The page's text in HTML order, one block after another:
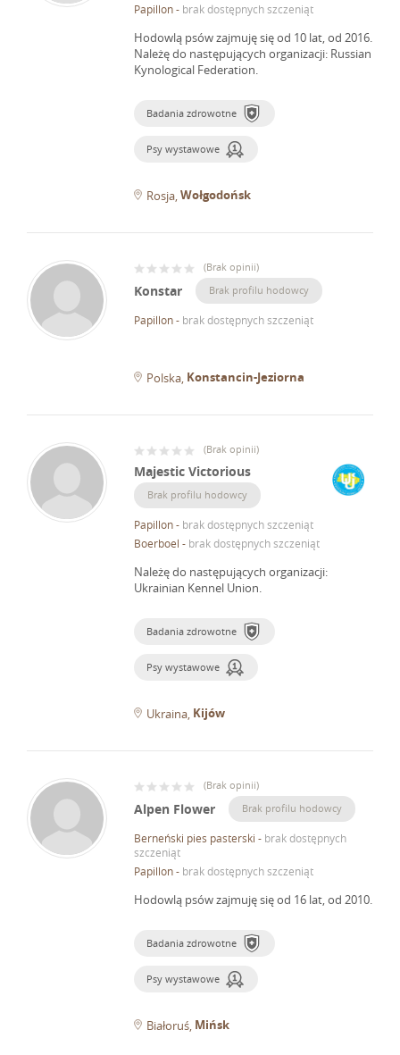
Papillon- brak dostępnych szczeniąt
Hodowlą psów zajmuję się od 10 lat, od 2016.
Należę do następujących organizacji: Russian
Kynological Federation.
Badania zdrowotne
Psy wystawowe
Rosja Wołgodońsk
(Brak opinii)
Konstar Brak profilu hodowcy
Papillon- brak dostępnych szczeniąt
Polska Konstancin-Jeziorna
(Brak opinii)
Majestic Victorious
Brak profilu hodowcy
Papillon- brak dostępnych szczeniąt
Boerboel - brak dostępnych szczeniąt
Należę do następujących organizacji:
Ukrainian Kennel Union.
Badania zdrowotne
Psy wystawowe
Ukraina Kijów
(Brak opinii)
Alpen Flower Brak profilu hodowcy
Berneński pies pasterski - brak dostępnych
szczeniąt
Papillon- brak dostępnych szczeniąt
Hodowlą psów zajmuję się od 16 lat, od 2010.
Badania zdrowotne
Psy wystawowe
Białoruś Mińsk